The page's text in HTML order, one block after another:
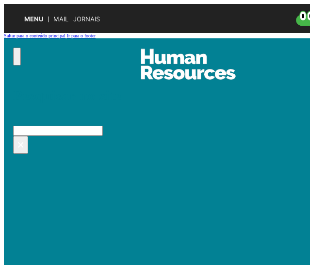
MENU MAIL JORNAIS
Saltar para o conteúdo principal Ir para o footer
Pesquisar